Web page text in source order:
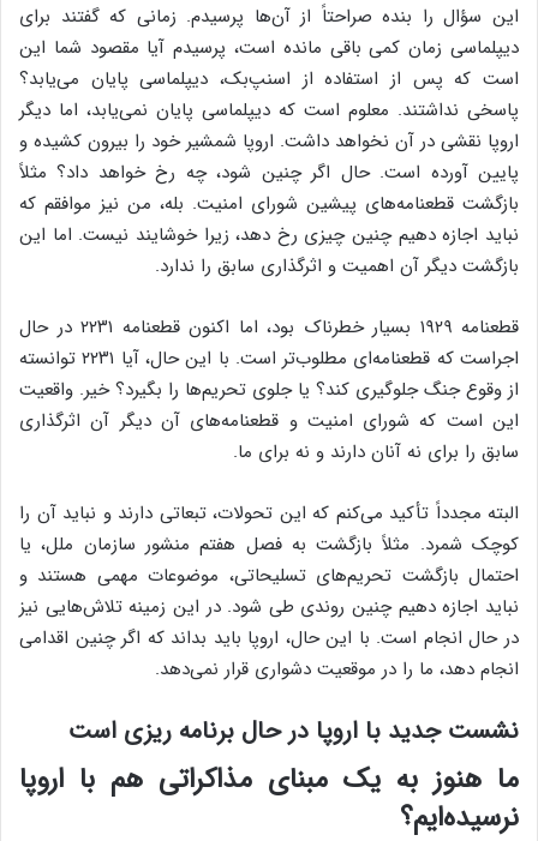
این سؤال را بنده صراحتاً از آن‌ها پرسیدم. زمانی که گفتند برای
دیپلماسی زمان کمی باقی مانده است، پرسیدم آیا مقصود شما این
است که پس از استفاده از اسنپ‌بک، دیپلماسی پایان می‌یابد؟
پاسخی نداشتند. معلوم است که دیپلماسی پایان نمی‌یابد، اما دیگر
اروپا نقشی در آن نخواهد داشت. اروپا شمشیر خود را بیرون کشیده و
پایین آورده است. حال اگر چنین شود، چه رخ خواهد داد؟ مثلاً
بازگشت قطعنامه‌های پیشین شورای امنیت. بله، من نیز موافقم که
نباید اجازه دهیم چنین چیزی رخ دهد، زیرا خوشایند نیست. اما این
بازگشت دیگر آن اهمیت و اثرگذاری سابق را ندارد.
قطعنامه ۱۹۲۹ بسیار خطرناک بود، اما اکنون قطعنامه ۲۲۳۱ در حال
اجراست که قطعنامه‌ای مطلوب‌تر است. با این حال، آیا ۲۲۳۱ توانسته
از وقوع جنگ جلوگیری کند؟ یا جلوی تحریم‌ها را بگیرد؟ خیر. واقعیت
این است که شورای امنیت و قطعنامه‌های آن دیگر آن اثرگذاری
سابق را برای نه آنان دارند و نه برای ما.
البته مجدداً تأکید می‌کنم که این تحولات، تبعاتی دارند و نباید آن را
کوچک شمرد. مثلاً بازگشت به فصل هفتم منشور سازمان ملل، یا
احتمال بازگشت تحریم‌های تسلیحاتی، موضوعات مهمی هستند و
نباید اجازه دهیم چنین روندی طی شود. در این زمینه تلاش‌هایی نیز
در حال انجام است. با این حال، اروپا باید بداند که اگر چنین اقدامی
انجام دهد، ما را در موقعیت دشواری قرار نمی‌دهد.
نشست جدید با اروپا در حال برنامه ریزی است
ما هنوز به یک مبنای مذاکراتی هم با اروپا
نرسیده‌ایم؟